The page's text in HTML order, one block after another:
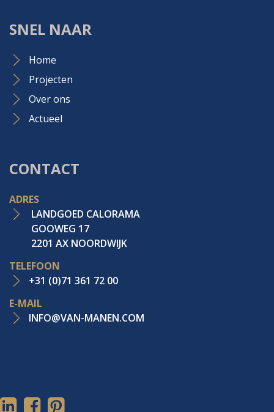
SNEL NAAR
Home
Projecten
Over ons
Actueel
CONTACT
ADRES
LANDGOED CALORAMA
GOOWEG 17
2201 AX NOORDWIJK
TELEFOON
+31 (0)71 361 72 00
E-MAIL
INFO@VAN-MANEN.COM